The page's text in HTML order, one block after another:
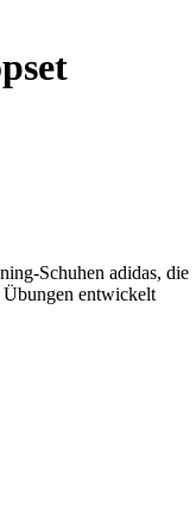
Schuhen adidas, die
entwickelt